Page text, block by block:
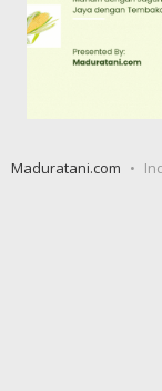
Maduratani.com